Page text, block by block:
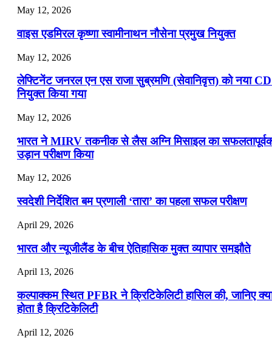
May 12, 2026
वाइस एडमिरल कृष्णा स्वामीनाथन नौसेना प्रमुख नियुक्त
May 12, 2026
लेफ्टिनेंट जनरल एन एस राजा सुब्रमणि (सेवानिवृत्त) को नया
नियुक्त किया गया
May 12, 2026
भारत ने MIRV तकनीक से लैस अग्नि मिसाइल का
उड़ान परीक्षण किया
May 12, 2026
स्वदेशी निर्देशित बम प्रणाली ‘तारा’ का पहला सफल परीक्षण
April 29, 2026
भारत और न्यूजीलैंड के बीच ऐतिहासिक मुक्त व्यापार समझौते
April 13, 2026
कल्पाक्कम स्थित PFBR ने क्रिटिकेलिटी हासिल की, जानिए
होता है क्रिटिकेलिटी
April 12, 2026